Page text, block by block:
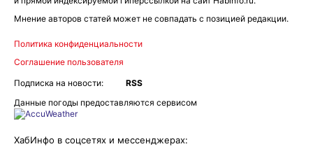
Мнение авторов статей может не совпадать с позицией редакции.
Политика конфиденциальности
Соглашение пользователя
Подписка на новости:
RSS
Данные погоды предоставляются сервисом
ХабИнфо в соцсетях и мессенджерах: